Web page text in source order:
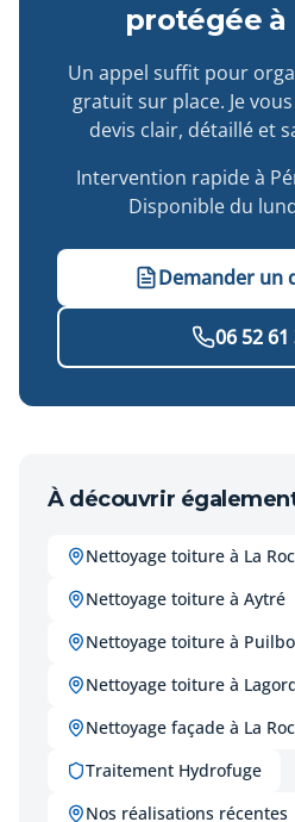
protégée à
Un appel suffit pour
gratuit sur place. Je
devis clair, détaillé et
Intervention rapide à
Disponible du
Demander un
06 52 61
À découvrir
Nettoyage toiture à La
Nettoyage toiture à Aytré
Nettoyage toiture à
Nettoyage toiture à
Nettoyage façade à La
Traitement Hydrofuge
Nos réalisations récentes